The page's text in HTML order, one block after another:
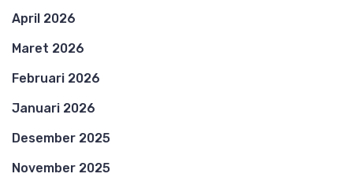
April 2026
Maret 2026
Februari 2026
Januari 2026
Desember 2025
November 2025